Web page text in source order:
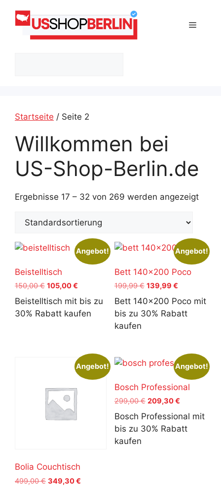
Inhalt
springen
Menü
Startseite / Seite 2
Willkommen bei
US-Shop-Berlin.de
Ergebnisse 17 – 32 von 269 werden angezeigt
Angebot!
Beistelltisch
150,00€ Ursprünglicher
Preis
war:
150,00 €
105,00€
Preis
ist:
105,00 €.
Beistelltisch mit bis zu
30% Rabatt kaufen
Angebot!
Bett 140×200 Poco
199,99€ Ursprünglicher
Preis
war:
199,99 €
139,99 €Aktueller
ist:
139,99 €.
Bett 140x200 Poco mit
bis zu 30% Rabatt
kaufen
Angebot!
Bolia Couchtisch
499,00€ Ursprünglicher
349,30€
Angebot!
Bosch Professional
299,00€ Ursprünglicher
Preis
war:
299,00 €
209,30€Aktueller
Preis
ist:
209,30 €.
Bosch Professional mit
bis zu 30% Rabatt
kaufen